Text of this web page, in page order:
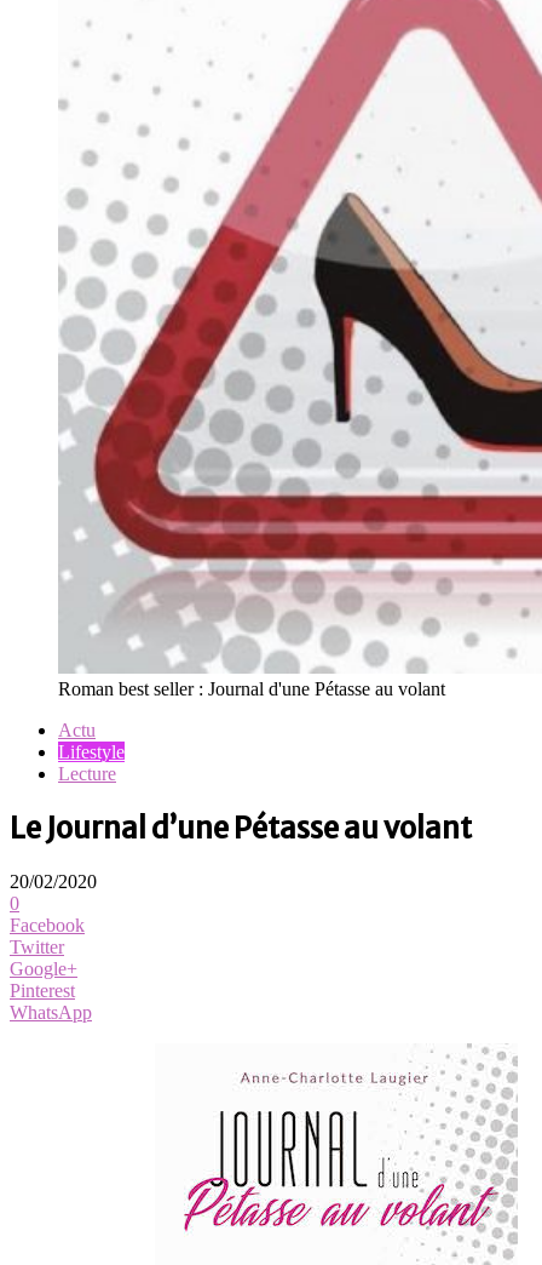
Roman best seller : Journal d'une Pétasse au volant
Actu
Lifestyle
Lecture
Le Journal d’une Pétasse au volant
20/02/2020
0
Facebook
Twitter
Google+
Pinterest
WhatsApp